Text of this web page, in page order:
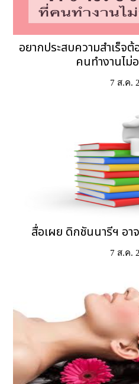
อยากประสบความสำเร็จ
คนทำงานไม่
7 ส.ค.
สื่อเผย ดิกชันนารีฯ อา
7 ส.ค.